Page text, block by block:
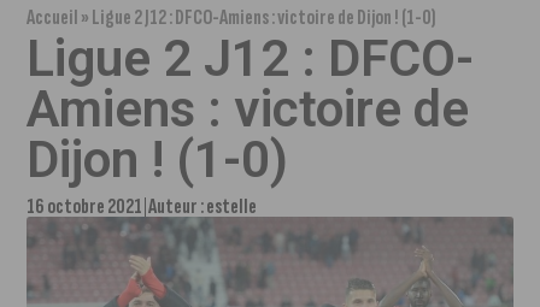
Accueil»Ligue 2 J12 : DFCO-Amiens : victoire de Dijon ! (1-0)
Ligue 2 J12 : DFCO-
Amiens : victoire de
Dijon ! (1-0)
16 octobre 2021 Auteur :estelle